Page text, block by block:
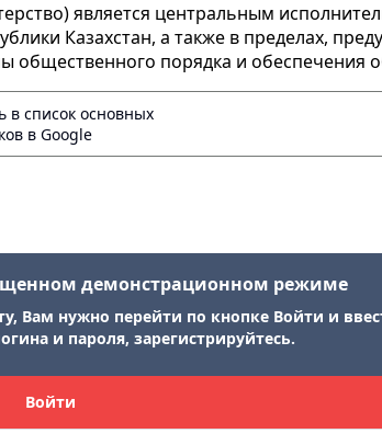
является центральным
Казахстан, а также в пределах,
порядка и обеспечения
в список основных
в Google
демонстрационном режиме
Вам нужно перейти по кнопке Войти и
и пароля, зарегистрируйтесь.
Войти